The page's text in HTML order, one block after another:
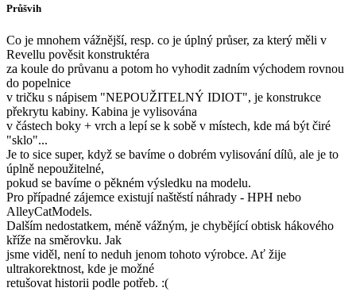
Průšvih
Co je mnohem vážnější, resp. co je úplný průser, za který měli v
Revellu pověsit konstruktéra
za koule do průvanu a potom ho vyhodit zadním východem rovnou
do popelnice
v tričku s nápisem "NEPOUŽITELNÝ IDIOT", je konstrukce
překrytu kabiny. Kabina je vylisována
v částech boky + vrch a lepí se k sobě v místech, kde má být čiré
"sklo"...
Je to sice super, když se bavíme o dobrém vylisování dílů, ale je to
úplně nepoužitelné,
pokud se bavíme o pěkném výsledku na modelu.
Pro případné zájemce existují naštěstí náhrady - HPH nebo
AlleyCatModels.
Dalším nedostatkem, méně vážným, je chybějící obtisk hákového
kříže na směrovku. Jak
jsme viděl, není to neduh jenom tohoto výrobce. Ať žije
ultrakorektnost, kde je možné
retušovat historii podle potřeb. :(